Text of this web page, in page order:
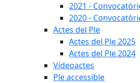
2021 -
2020 -
Actes del Ple
Actes del Ple 2025
Actes del Ple 2024
Vídeoactes
Ple accessible